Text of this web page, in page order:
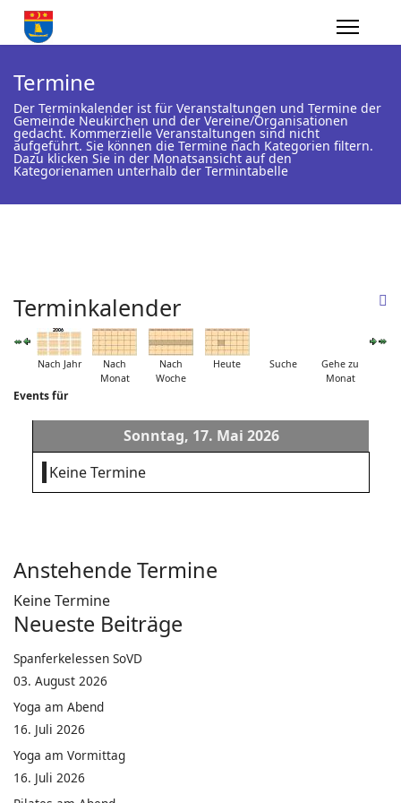
Termine
Der Terminkalender ist für Veranstaltungen und Termine der
Gemeinde Neukirchen und der Vereine/Organisationen
gedacht. Kommerzielle Veranstaltungen sind nicht
aufgeführt. Sie können die Termine nach Kategorien filtern.
Dazu klicken Sie in der Monatsansicht auf den
Kategorienamen unterhalb der Termintabelle
Terminkalender
Nach Jahr
Nach
Monat
Nach
Woche
Heute Suche
Gehe zu
Monat
Events für
Sonntag, 17. Mai 2026
Keine Termine
Anstehende Termine
Keine Termine
Neueste Beiträge
Spanferkelessen SoVD
03. August 2026
Yoga am Abend
16. Juli 2026
Yoga am Vormittag
16. Juli 2026